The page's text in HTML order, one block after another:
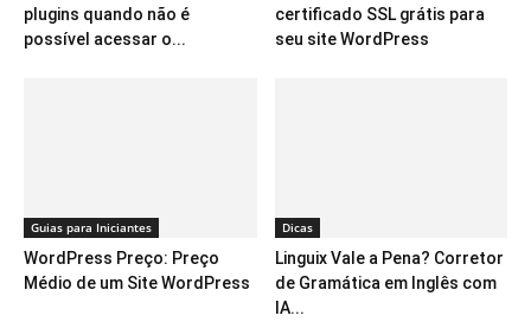
plugins quando não é
possível acessar o...
certificado SSL grátis para
seu site WordPress
Guias para Iniciantes
WordPress Preço: Preço
Médio de um Site WordPress
Dicas
Linguix Vale a Pena? Corretor
de Gramática em Inglês com
IA...